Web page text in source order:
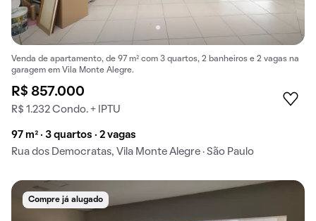
Venda de apartamento, de 97 m² com 3 quartos, 2 banheiros e 2 vagas na
garagem em Vila Monte Alegre.
R$ 857.000
R$ 1.232 Condo. + IPTU
97 m² · 3 quartos · 2 vagas
Rua dos Democratas, Vila Monte Alegre · São Paulo
Compre já alugado